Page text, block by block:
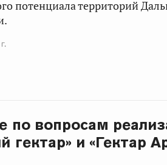
потенциала территорий
по вопросам
и «Гектар